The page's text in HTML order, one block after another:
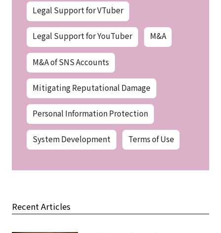
Legal Support for VTuber
Legal Support for YouTuber M&A
M&A of SNS Accounts
Mitigating Reputational Damage
Personal Information Protection
System Development Terms of Use
Recent Articles